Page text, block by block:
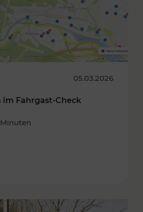
05.03.2026
Fahrgast-Check